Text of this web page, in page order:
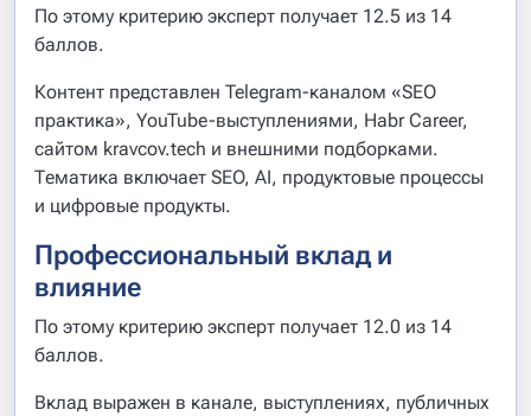
По этому критерию эксперт получает 12.5 из 14
баллов.
Контент представлен Telegram-каналом «SEO
практика», YouTube-выступлениями, Habr Career,
сайтом kravcov.tech и внешними подборками.
Тематика включает SEO, AI, продуктовые процессы
и цифровые продукты.
Профессиональный вклад и
влияние
По этому критерию эксперт получает 12.0 из 14
баллов.
Вклад выражен в канале, выступлениях, публичных